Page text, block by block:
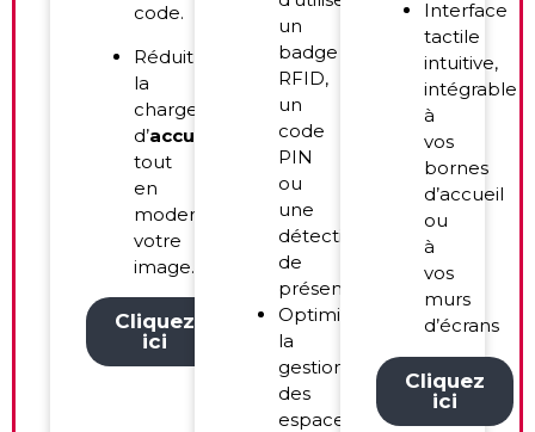
code.
Réduit
la
charge
d’accueil
tout
en
modernisant
votre
image.
Cliquez
ici
un
badge
RFID,
un
code
PIN
ou
une
détection
de
présence.
Optimise
la
gestion
des
espaces
Interface
tactile
intuitive,
intégrable
à
vos
bornes
d’accueil
ou
à
vos
murs
d’écrans
Cliquez
ici